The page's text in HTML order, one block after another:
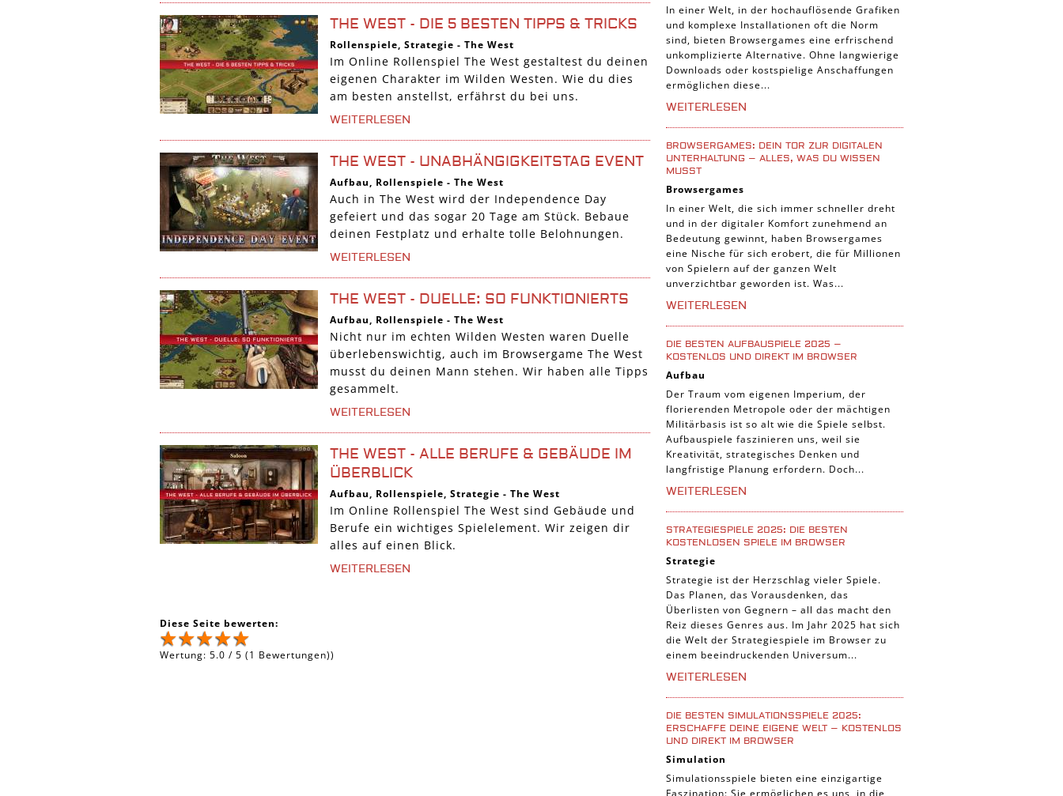
THE WEST - DIE 5 BESTEN TIPPS & TRICKS
Rollenspiele, Strategie - The West
Im Online Rollenspiel The West gestaltest du deinen
eigenen Charakter im Wilden Westen. Wie du dies
am besten anstellst, erfährst du bei uns.
WEITERLESEN
THE WEST - UNABHÄNGIGKEITSTAG EVENT
Aufbau, Rollenspiele - The West
Auch in The West wird der Independence Day
gefeiert und das sogar 20 Tage am Stück. Bebaue
deinen Festplatz und erhalte tolle Belohnungen.
WEITERLESEN
THE WEST - DUELLE: SO FUNKTIONIERTS
Aufbau, Rollenspiele - The West
Nicht nur im echten Wilden Westen waren Duelle
überlebenswichtig, auch im Browsergame The West
musst du deinen Mann stehen. Wir haben alle Tipps
gesammelt.
WEITERLESEN
THE WEST - ALLE BERUFE & GEBÄUDE IM
ÜBERBLICK
Aufbau, Rollenspiele, Strategie - The West
Im Online Rollenspiel The West sind Gebäude und
Berufe ein wichtiges Spielelement. Wir zeigen dir
alles auf einen Blick.
WEITERLESEN
Diese Seite bewerten:
Wertung: 5.0 / 5 (1 Bewertungen))
Piraten Spiele
Sport Spiele
Pferde Spiele
Simulation Spiele
Abenteuer Spiele
Online Spiele
3-Gewinnt Spiele
Trading Card Spiele
Manager Spiele
In einer Welt, in der hochauflösende Grafiken
und komplexe Installationen oft die Norm
sind, bieten Browsergames eine erfrischend
unkomplizierte Alternative. Ohne langwierige
Downloads oder kostspielige Anschaffungen
ermöglichen diese...
WEITERLESEN
BROWSERGAMES: DEIN TOR ZUR DIGITALEN
UNTERHALTUNG – ALLES, WAS DU WISSEN
MUSST
Browsergames
In einer Welt, die sich immer schneller dreht
und in der digitaler Komfort zunehmend an
Bedeutung gewinnt, haben Browsergames
eine Nische für sich erobert, die für Millionen
von Spielern auf der ganzen Welt
unverzichtbar geworden ist. Was...
WEITERLESEN
DIE BESTEN AUFBAUSPIELE 2025 –
KOSTENLOS UND DIREKT IM BROWSER
Aufbau
Der Traum vom eigenen Imperium, der
florierenden Metropole oder der mächtigen
Militärbasis ist so alt wie die Spiele selbst.
Aufbauspiele faszinieren uns, weil sie
Kreativität, strategisches Denken und
langfristige Planung erfordern. Doch...
WEITERLESEN
STRATEGIESPIELE 2025: DIE BESTEN
KOSTENLOSEN SPIELE IM BROWSER
Strategie
Strategie ist der Herzschlag vieler Spiele.
Das Planen, das Vorausdenken, das
Überlisten von Gegnern – all das macht den
Reiz dieses Genres aus. Im Jahr 2025 hat sich
die Welt der Strategiespiele im Browser zu
einem beeindruckenden Universum...
WEITERLESEN
DIE BESTEN SIMULATIONSSPIELE 2025:
ERSCHAFFE DEINE EIGENE WELT – KOSTENLOS
UND DIREKT IM BROWSER
Simulation
Simulationsspiele bieten eine einzigartige
Faszination: Sie ermöglichen es uns, in die